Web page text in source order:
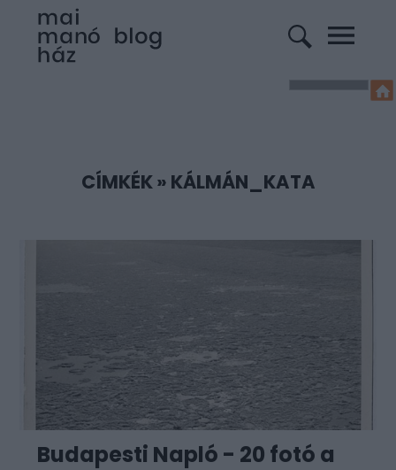
CÍMKÉK» KÁLMÁN_KATA
Budapesti Napló - 20 fotó a